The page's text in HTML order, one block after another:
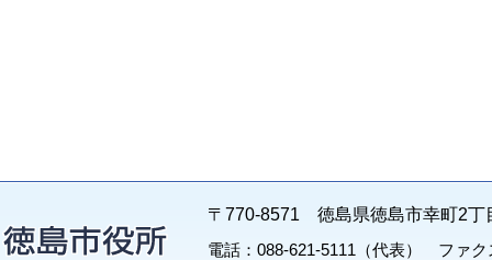
〒770-8571 徳島県徳島市幸町2丁
電話：088-621-5111（代表） ファク